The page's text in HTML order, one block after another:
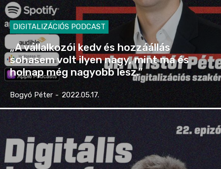
DIGITALIZÁCIÓS PODCAST
„A vállalkozói kedv és hozzáállás
sohasem volt ilyen nagy, mint ma és
holnap még nagyobb lesz.”
Bogyó Péter - 2022.05.17.